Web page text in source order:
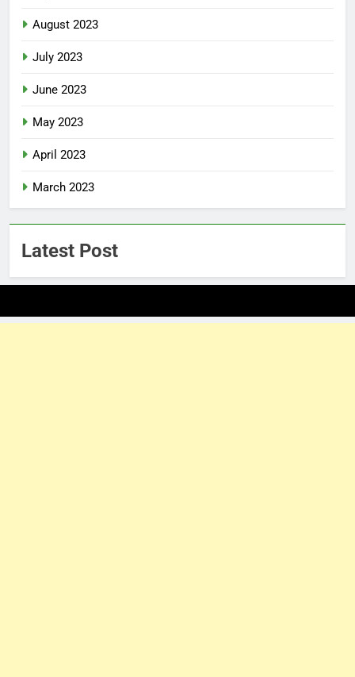
August 2023
July 2023
June 2023
May 2023
April 2023
March 2023
Latest Post